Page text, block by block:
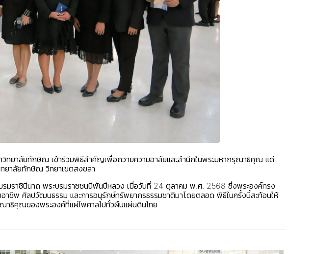
ทยาลัยทักษิณ เข้าร่วมพิธีสำคัญเพื่อถวายความอาลัยและสำนึกในพระมหากรุณาธิคุณ แด่
ยาลัยทักษิณ วิทยาเขตสงขลา
มราชินีนาถ พระบรมราชชนนีพันปีหลวง เมื่อวันที่ 24 ตุลาคม พ.ศ. 2568 ซึ่งพระองค์ทรง
าชีพ ศิลปวัฒนธรรม และการอนุรักษ์ทรัพยากรธรรมชาติมาโดยตลอด พิธีในครั้งนี้สะท้อนให้
าธิคุณของพระองค์ที่แผ่ไพศาลไปทั่วผืนแผ่นดินไทย